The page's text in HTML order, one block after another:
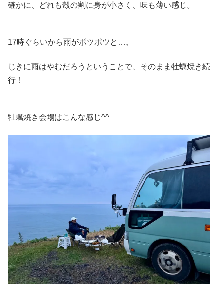
確かに、どれも殻の割に身が小さく、味も薄い感じ。
17時ぐらいから雨がポツポツと…。
じきに雨はやむだろうということで、そのまま牡蠣焼き続
行！
牡蠣焼き会場はこんな感じ^^